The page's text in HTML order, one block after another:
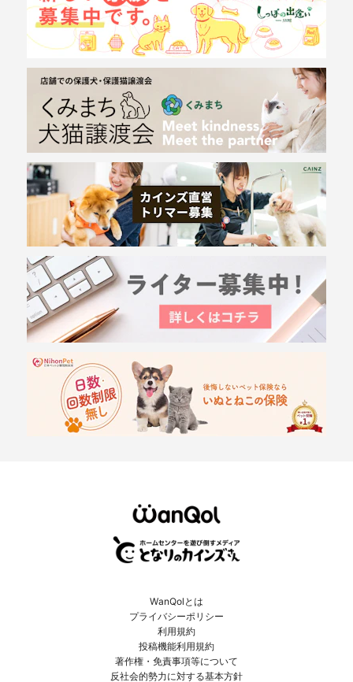
WanQolとは
プライバシーポリシー
利用規約
投稿機能利用規約
著作権・免責事項等について
反社会的勢力に対する基本方針